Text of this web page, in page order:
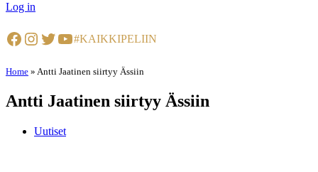
Log in
Facebook
Instagram
Twitter
YouTube
#KAIKKIPELIIN
Home » Antti Jaatinen siirtyy Ässiin
Antti Jaatinen siirtyy Ässiin
Uutiset